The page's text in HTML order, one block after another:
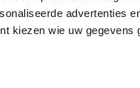
advertenties
kiezen wie uw gegevens